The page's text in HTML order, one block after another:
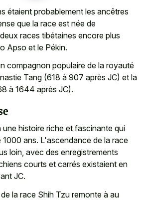
étaient probablement les ancêtres
que la race est née de
races tibétaines encore plus
Apso et le Pékin.
compagnon populaire de la royauté
Tang (618 à 907 après JC) et la
à 1644 après JC).
une histoire riche et fascinante qui
1000 ans. L'ascendance de la race
loin, avec des enregistrements
courts et carrés existaient en
JC.
la race Shih Tzu remonte à au